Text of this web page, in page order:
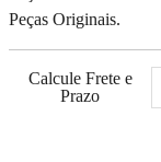
Peças Originais.
Calcule Frete e
Prazo